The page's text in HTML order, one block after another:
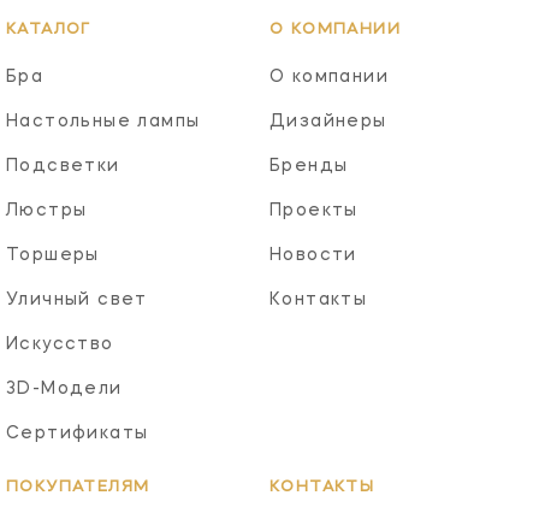
КАТАЛОГ
Бра
Настольные лампы
Подсветки
Люстры
Торшеры
Уличный свет
Искусство
3D-Модели
Сертификаты
О КОМПАНИИ
О компании
Дизайнеры
Бренды
Проекты
Новости
Контакты
ПОКУПАТЕЛЯМ КОНТАКТЫ